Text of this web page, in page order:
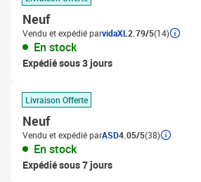
Neuf
Vendu et expédié parvidaXL 2.79/5(14)
En stock
Expédié sous 3 jours
Livraison Offerte
Neuf
Vendu et expédié parASD4.05/5(38)
En stock
Expédié sous 7 jours